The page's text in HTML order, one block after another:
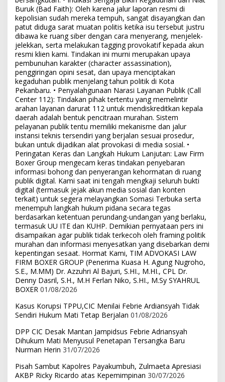
Buruk (Bad Faith): Oleh karena jalur laporan resmi di
kepolisian sudah mereka tempuh, sangat disayangkan dan
patut diduga sarat muatan politis ketika isu tersebut justru
dibawa ke ruang siber dengan cara menyerang, menjelek-
jelekkan, serta melakukan tagging provokatif kepada akun
resmi klien kami. Tindakan ini murni merupakan upaya
pembunuhan karakter (character assassination),
penggiringan opini sesat, dan upaya menciptakan
kegaduhan publik menjelang tahun politik di Kota
Pekanbaru. • Penyalahgunaan Narasi Layanan Publik (Call
Center 112): Tindakan pihak tertentu yang memelintir
arahan layanan darurat 112 untuk mendiskreditkan kepala
daerah adalah bentuk pencitraan murahan. Sistem
pelayanan publik tentu memiliki mekanisme dan jalur
instansi teknis tersendiri yang berjalan sesuai prosedur,
bukan untuk dijadikan alat provokasi di media sosial. •
Peringatan Keras dan Langkah Hukum Lanjutan: Law Firm
Boxer Group mengecam keras tindakan penyebaran
informasi bohong dan penyerangan kehormatan di ruang
publik digital. Kami saat ini tengah mengkaji seluruh bukti
digital (termasuk jejak akun media sosial dan konten
terkait) untuk segera melayangkan Somasi Terbuka serta
menempuh langkah hukum pidana secara tegas
berdasarkan ketentuan perundang-undangan yang berlaku,
termasuk UU ITE dan KUHP. Demikian pernyataan pers ini
disampaikan agar publik tidak terkecoh oleh framing politik
murahan dan informasi menyesatkan yang disebarkan demi
kepentingan sesaat. Hormat Kami, TIM ADVOKASI LAW
FIRM BOXER GROUP (Penerima Kuasa H. Agung Nugroho,
S.E., M.MM) Dr. Azzuhri Al Bajuri, S.HI., M.HI., CPL Dr.
Denny Dasril, S.H., M.H Ferlan Niko, S.HI., M.Sy SYAHRUL
BOXER 01/08/2026
Kasus Korupsi TPPU,CIC Menilai Febrie Ardiansyah Tidak
Sendiri Hukum Mati Tetap Berjalan 01/08/2026
DPP CIC Desak Mantan Jampidsus Febrie Adriansyah
Dihukum Mati Menyusul Penetapan Tersangka Baru
Nurman Herin 31/07/2026
Pisah Sambut Kapolres Payakumbuh, Zulmaeta Apresiasi
AKBP Ricky Ricardo atas Kepemimpinan 30/07/2026